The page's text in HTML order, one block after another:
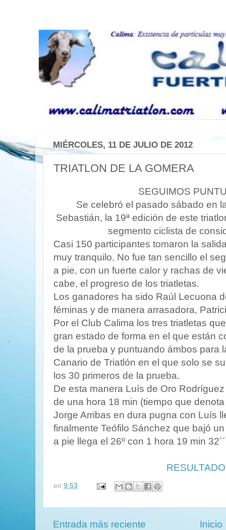
MIÉRCOLES, 11 DE JULIO DE 2012
TRIATLON DE LA GOMERA
SEGUIMOS
Se celebró el pasado sábado en
Sebastián, la 19ª edición de este
segmento ciclista de
Casi 150 participantes tomaron la
muy tranquilo. No fue tan sencillo el
a pie, con un fuerte calor y rachas de
cabe, el progreso de los triatletas.
Los ganadores ha sido Raúl Lecuona
féminas y de manera arrasadora,
Por el Club Calima los tres triatletas
gran estado de forma en el que están
de la prueba y puntuando ámbos para
Canario de Triatlón en el que solo se
los 30 primeros de la prueba.
De esta manera Luís de Oro
de una hora 18 min (tiempo que
Jorge Arribas en dura pugna con Luís
finalmente Teófilo Sánchez que bajó
a pie llega el 26º con 1 hora 19 min
en 9:53
Entrada más reciente Inicio